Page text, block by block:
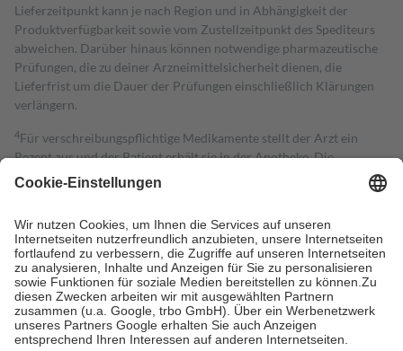
Lieferzeitpunkt kann je nach Region und in Abhängigkeit der
Produktverfügbarkeit sowie vom Zustellzeitpunkt des Spediteurs
abweichen. Darüber hinaus können notwendige pharmazeutische
Prüfungen, die zu deiner Arzneimittelsicherheit dienen, die
Lieferfrist um die Dauer der Prüfungen einschließlich Klärungen
verlängern.
4Für verschreibungspflichtige Medikamente stellt der Arzt ein
Rezept aus und der Patient erhält sie in der Apotheke. Die
gesetzliche Krankenversicherung übernimmt in der Regel die
Kosten dafür, der Versicherte trägt einen Teil davon als Zuzahlung
Grundsätzlich leisten Mitglieder Zuzahlungen in Höhe von zehn
Prozent des Abgabepreises,mindestens jedochfünf Euround
höchstens zehn Euro.Es sind jedoch nie mehr als die tatsächlichen
Kosten der Leistung zu entrichten.
Diese Regeln gelten grundsätzlich auch für Online-Apotheken.
Bei Heilmitteln und häuslicher Krankenpflege beträgt die
Zuzahlung zehn Prozent der Kosten sowie zehn Euro je